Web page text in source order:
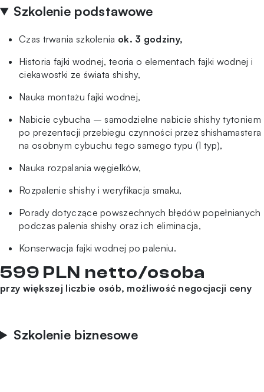
Szkolenie podstawowe
Czas trwania szkolenia ok. 3 godziny,
Historia fajki wodnej, teoria o elementach fajki wodnej i
ciekawostki ze świata shishy,
Nauka montażu fajki wodnej,
Nabicie cybucha – samodzielne nabicie shishy tytoniem
po prezentacji przebiegu czynności przez shishamastera
na osobnym cybuchu tego samego typu (1 typ),
Nauka rozpalania węgielków,
Rozpalenie shishy i weryfikacja smaku,
Porady dotyczące powszechnych błędów popełnianych
podczas palenia shishy oraz ich eliminacja,
Konserwacja fajki wodnej po paleniu.
599 PLN netto/osoba
przy większej liczbie osób, możliwość negocjacji ceny
Szkolenie biznesowe